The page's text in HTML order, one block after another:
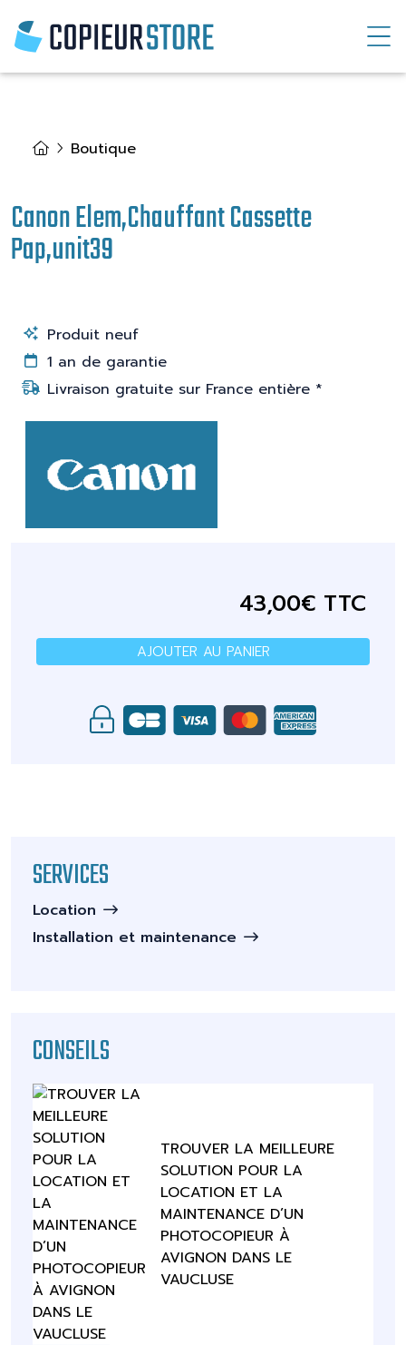
Boutique
Canon Elem,Chauffant Cassette
Pap,unit39
Produit neuf
1 an de garantie
Livraison gratuite sur France entière *
43,00€ TTC
AJOUTER AU PANIER
SERVICES
Location
Installation et maintenance
CONSEILS
TROUVER LA MEILLEURE
SOLUTION POUR LA
LOCATION ET LA
MAINTENANCE D’UN
PHOTOCOPIEUR À
AVIGNON DANS LE
VAUCLUSE